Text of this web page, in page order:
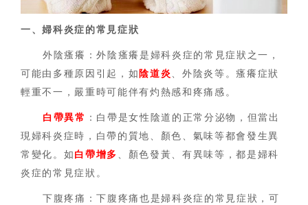
一、婦科炎症的常見症狀
外陰瘙癢：外陰瘙癢是婦科炎症的常見症狀之一，
可能由多種原因引起，如 陰道炎 、外陰炎等。瘙癢症狀
輕重不一，嚴重時可能伴有灼熱感和疼痛感。
白帶異常 ：白帶是女性陰道的正常分泌物，但當出
現婦科炎症時，白帶的質地、顏色、氣味等都會發生異
常變化。如 白帶增多
、顏色發黃、有異味等，都是婦科
炎症的常見症狀。
下腹疼痛：下腹疼痛也是婦科炎症的常見症狀，可